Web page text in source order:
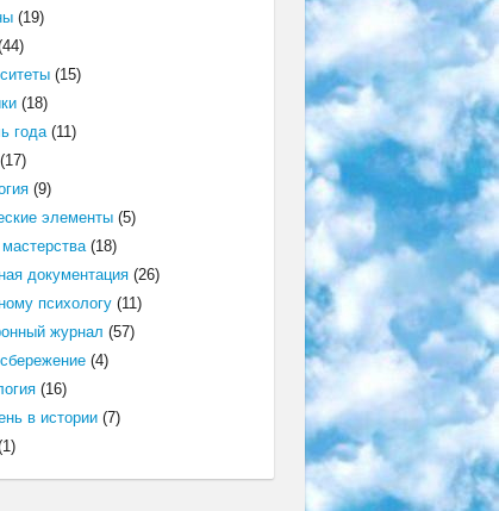
(19)
(15)
(18)
года(11)
(9)
элементы(5)
(18)
документация(26)
психологу(11)
журнал (57)
(4)
(16)
в истории(7)